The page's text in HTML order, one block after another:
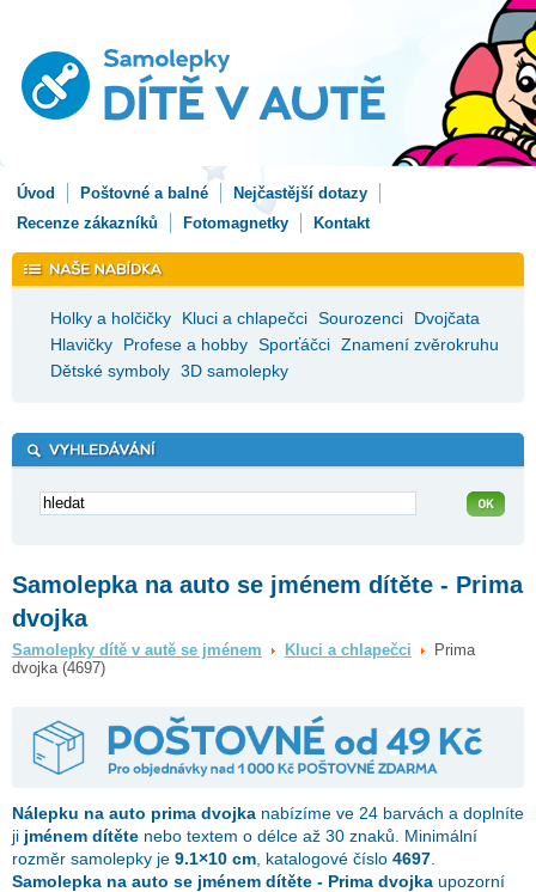
Úvod Poštovné a balné
Nejčastější dotazy
Recenze zákazníků
Fotomagnetky Kontakt
Holky a holčičky Kluci a chlapečci Sourozenci
Dvojčata
Hlavičky
Profese a hobby Sporťáčci Znamení zvěrokruhu
Dětské symboly 3D samolepky
Samolepka na auto se jménem dítěte - Prima
dvojka
Samolepky dítě v autě se jménem Kluci a chlapečci
Prima
dvojka (4697)
Nálepku na auto prima dvojka nabízíme ve 24 barvách a doplníte
ji jménem dítěte nebo textem o délce až 30 znaků. Minimální
rozměr samolepky je 9.1×10 cm , katalogové číslo 4697
Samolepka na auto se jménem dítěte - Prima dvojka upozorní